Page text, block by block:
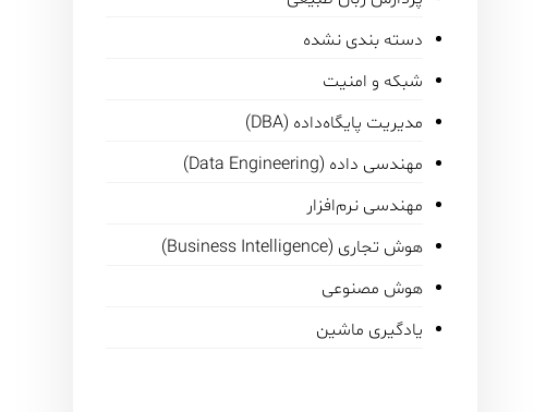
دسته بندی نشده
شبکه و امنیت
مدیریت پایگاه‌داده (DBA)
مهندسی داده (Data Engineering)
مهندسی نرم‌افزار
هوش تجاری (Business Intelligence)
هوش مصنوعی
یادگیری ماشین